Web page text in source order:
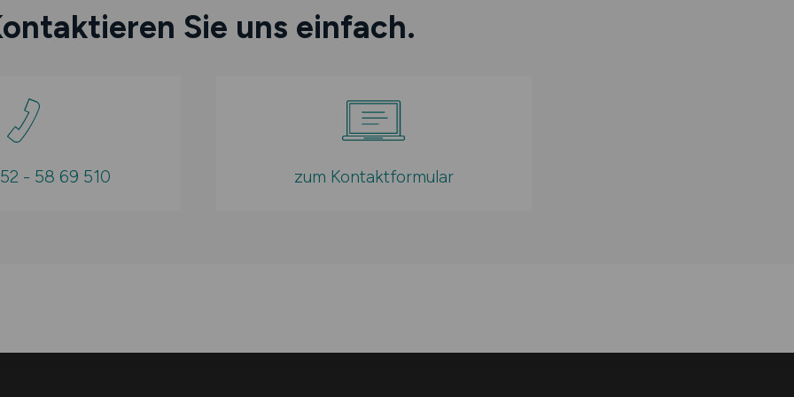
Nichterfüllung.
uns vor, die Anzahl und den Zeitraum der übernommenen Stellenanzeigen zu
Dies trifft insbesondere dann zu, wenn der Auftrag als abgeschlossen gilt,
Sie uns einfach.
- 58 69 510 zum Kontaktformular